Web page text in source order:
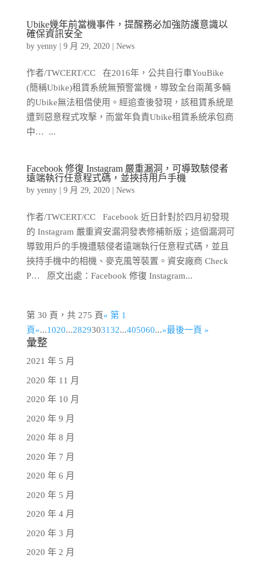
Ubike幾年前當機事件，提醒務必加強防護意識以
確保資訊安全
by yenny| 9 月 29, 2020| News
作者/TWCERT/CC 在2016年，公共自行車YouBike
(簡稱Ubike)租賃系統無預警當機，導致全台兩萬多輛
的Ubike無法租借使用。經追查後發現，該租賃系統是
遭到惡意程式攻擊，而當年負責Ubike租賃系統承包商
中… ...
Facebook 修復 Instagram 嚴重漏洞，可導致駭侵者
遠端執行任意程式碼，並挾持用戶手機
by yenny| 9 月 29, 2020| News
作者/TWCERT/CC Facebook 近日針對於四月初發現
的 Instagram 嚴重資安漏洞發表修補新版；這個漏洞可
導致用戶的手機遭駭侵者遠端執行任意程式碼，並且
挾持手機中的相機、麥克風等裝置。資安廠商 Check
P… 原文出處：Facebook 修復 Instagram...
第 30 頁，共 275 頁« 第 1
頁«...1020...2829303132...405060...»最後一頁 »
彙整
2021 年 5 月
2020 年 11 月
2020 年 10 月
2020 年 9 月
2020 年 8 月
2020 年 7 月
2020 年 6 月
2020 年 5 月
2020 年 4 月
2020 年 3 月
2020 年 2 月